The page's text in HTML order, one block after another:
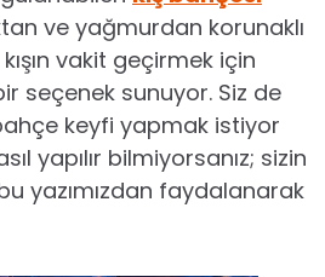
ve yağmurdan korunaklı
vakit geçirmek için
seçenek sunuyor. Siz de
keyfi yapmak istiyor
yapılır bilmiyorsanız; sizin
bu yazımızdan faydalanarak